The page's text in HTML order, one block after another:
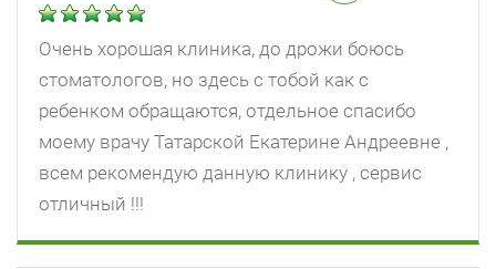
Очень хорошая клиника, до дрожи боюсь
стоматологов, но здесь с тобой как с
ребенком обращаются, отдельное спасибо
моему врачу Татарской Екатерине Андреевне ,
всем рекомендую данную клинику , сервис
отличный !!!